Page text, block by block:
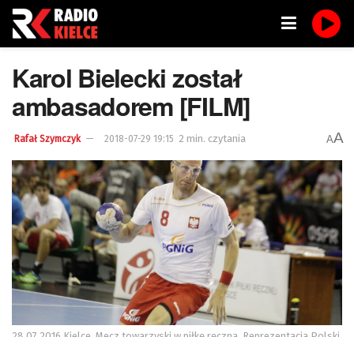
Karol Bielecki został
ambasadorem [FILM]
Rafał Szymczyk 2018-07-29 19:15 2 min. czytania AA